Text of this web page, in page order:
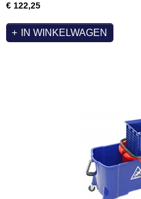
€ 122,25
IN WINKELWAGEN